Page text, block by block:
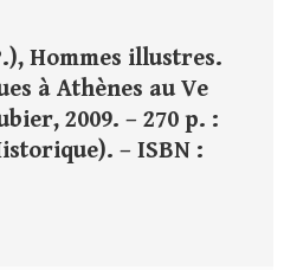
Hommes illustres.
à Athènes au Ve
2009. – 270 p. :
– ISBN :